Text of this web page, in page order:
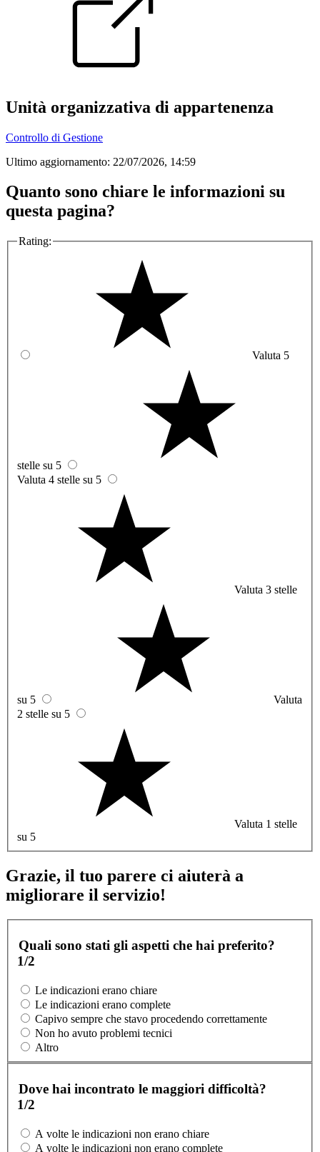
Unità organizzativa di appartenenza
Controllo di Gestione
Ultimo aggiornamento: 22/07/2026, 14:59
Quanto sono chiare le informazioni su
questa pagina?
Rating:
Valuta 5
stelle su 5
Valuta 4 stelle su 5
Valuta 3 stelle
su 5
Valuta
2 stelle su 5
Valuta 1 stelle
su 5
Grazie, il tuo parere ci aiuterà a
migliorare il servizio!
Quali sono stati gli aspetti che hai preferito?
1/2
Le indicazioni erano chiare
Le indicazioni erano complete
Capivo sempre che stavo procedendo correttamente
Non ho avuto problemi tecnici
Altro
Dove hai incontrato le maggiori difficoltà?
1/2
A volte le indicazioni non erano chiare
A volte le indicazioni non erano complete